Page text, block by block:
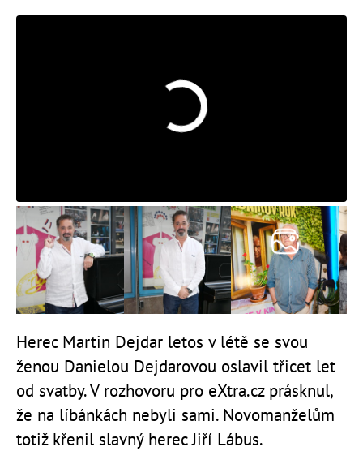
Herec Martin Dejdar letos v létě se svou
ženou Danielou Dejdarovou oslavil třicet let
od svatby. V rozhovoru pro eXtra.cz prásknul,
že na líbánkách nebyli sami. Novomanželům
totiž křenil slavný herec Jiří Lábus.